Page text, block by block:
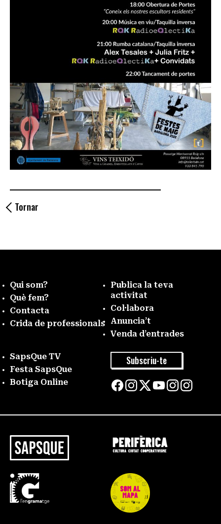
Tornar
Qui som?
Què fem?
Contacta
Crida de professionals
Publica la teva
activitat
Col·labora
Anuncia’t
Venda d’entrades
SapsQue TV
Festa SapsQue
Botiga Online
Subscriu-te